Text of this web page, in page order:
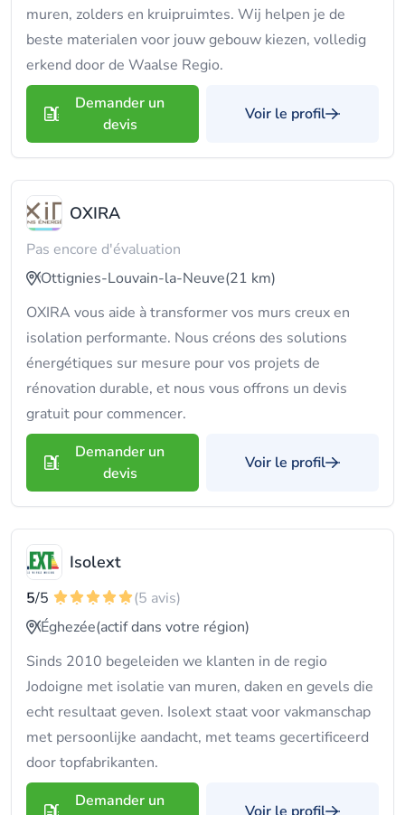
muren, zolders en kruipruimtes. Wij helpen je de
beste materialen voor jouw gebouw kiezen, volledig
erkend door de Waalse Regio.
Demander un
devis
Voir le profil
OXIRA
Pas encore d'évaluation
Ottignies-Louvain-la-Neuve(21 km)
OXIRA vous aide à transformer vos murs creux en
isolation performante. Nous créons des solutions
énergétiques sur mesure pour vos projets de
rénovation durable, et nous vous offrons un devis
gratuit pour commencer.
Demander un
devis
Voir le profil
Isolext
5/5
(5 avis)
Éghezée(actif dans votre région)
Sinds 2010 begeleiden we klanten in de regio
Jodoigne met isolatie van muren, daken en gevels die
echt resultaat geven. Isolext staat voor vakmanschap
met persoonlijke aandacht, met teams gecertificeerd
door topfabrikanten.
Demander un